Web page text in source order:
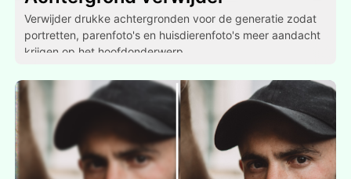
Verwijder drukke achtergronden voor de generatie zodat
portretten, parenfoto's en huisdierenfoto's meer aandacht
krijgen op het hoofdonderwerp.